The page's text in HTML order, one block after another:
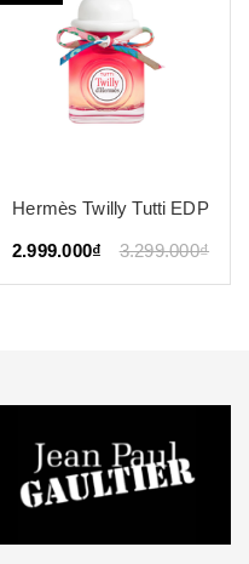
Hermès Twilly Tutti EDP
2.999.000₫ 3.299.000₫